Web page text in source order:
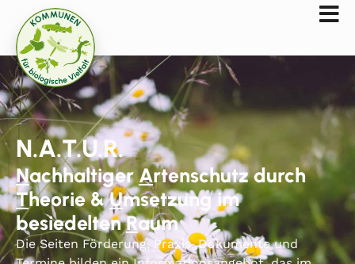
N.A.T.U.R.
Nachhaltiger Artenschutz durch
Theorie &Umsetzung im
besiedeltenRaum
Die Seiten Förderung, Praxis, Dokumente und